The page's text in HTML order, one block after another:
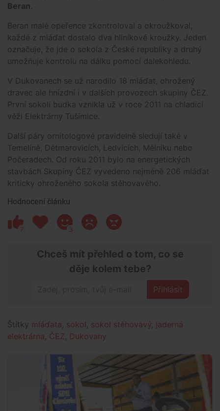
Beran.
Beran malé opeřence zkontroloval a okroužkoval,
každé z mláďat dostalo dva hliníkové kroužky. Jeden
označuje, že jde o sokola z České republiky a druhý
umožňuje kontrolu na dálku pomocí dalekohledu.
V Dukovanech se už narodilo 18 mláďat, ohrožený
dravec ale hnízdní i v dalších provozech skupiny ČEZ.
První sokolí budka vznikla už v roce 2011 na chladicí
věži Elektrárny Tušimice.
Další páry ornitologové pravidelně sledují také v
Temelíně, Dětmarovicích, Ledvicích, Mělníku nebo
Počeradech. Od roku 2011 bylo na energetických
stavbách Skupiny ČEZ vyvedeno nejméně 206 mláďat
kriticky ohroženého sokola stěhovavého.
Hodnocení článku
7 3
Chceš mít přehled o tom, co se
děje kolem tebe?
Přihlásit
Štítky mláďata, sokol , sokol stěhovavý, jaderná
elektrárna, ČEZ, Dukovany